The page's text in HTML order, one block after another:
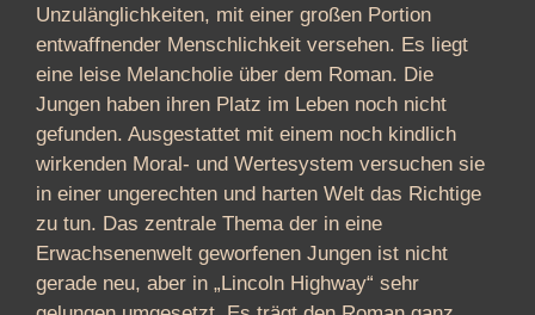
Unzulänglichkeiten, mit einer großen Portion
entwaffnender Menschlichkeit versehen. Es liegt
eine leise Melancholie über dem Roman. Die
Jungen haben ihren Platz im Leben noch nicht
gefunden. Ausgestattet mit einem noch kindlich
wirkenden Moral- und Wertesystem versuchen sie
in einer ungerechten und harten Welt das Richtige
zu tun. Das zentrale Thema der in eine
Erwachsenenwelt geworfenen Jungen ist nicht
gerade neu, aber in „Lincoln Highway“ sehr